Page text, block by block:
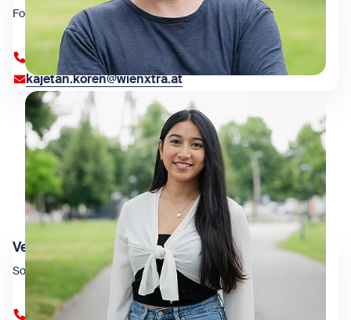
Fotograf & Fotoredaktion
+43 1 909 4000 84374
kajetan.koren@wienxtra.at
Venus Magoo
Social Media
+43 1 909 4000 84373